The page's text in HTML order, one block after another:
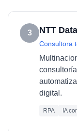
3 NTT Data
Consultora
digital.
RPA IA